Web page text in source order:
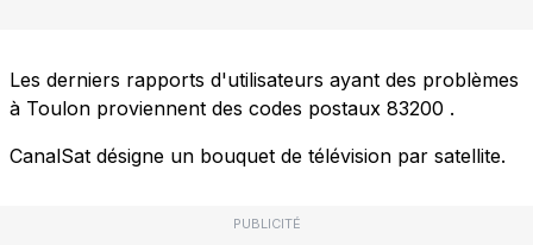
Les derniers rapports d'utilisateurs ayant des problèmes
à Toulon proviennent des codes postaux 83200 .
CanalSat désigne un bouquet de télévision par satellite.
PUBLICITÉ